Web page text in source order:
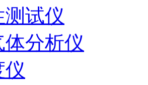
测试仪
分析仪
仪